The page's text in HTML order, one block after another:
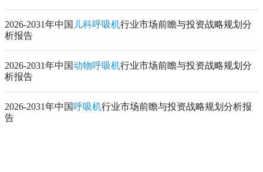
2026-2031年中国 儿科呼吸机行业市场前瞻与投资战略规划分
析报告
2026-2031年中国动物呼吸机行业市场前瞻与投资战略规划分
析报告
2026-2031年中国 呼吸机行业市场前瞻与投资战略规划分析报
告